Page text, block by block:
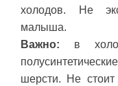
холодов. Не
малыша.
Важно: в
шерсти. Не стоит